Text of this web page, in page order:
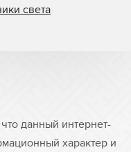
света
данный интернет-
характер и